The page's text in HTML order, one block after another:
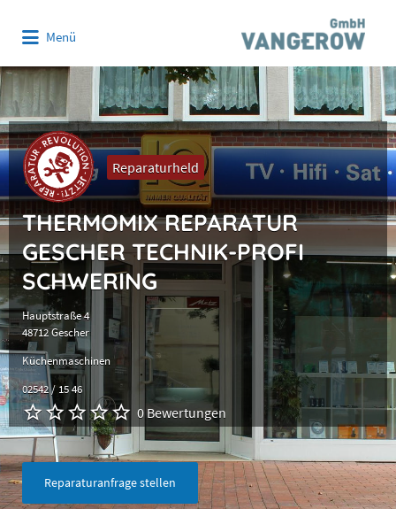
Menü
Reparaturheld
THERMOMIX REPARATUR
GESCHER TECHNIK-PROFI
SCHWERING
Hauptstraße 4
48712 Gescher
Küchenmaschinen
02542 / 15 46
0 Bewertungen
Reparaturanfrage stellen